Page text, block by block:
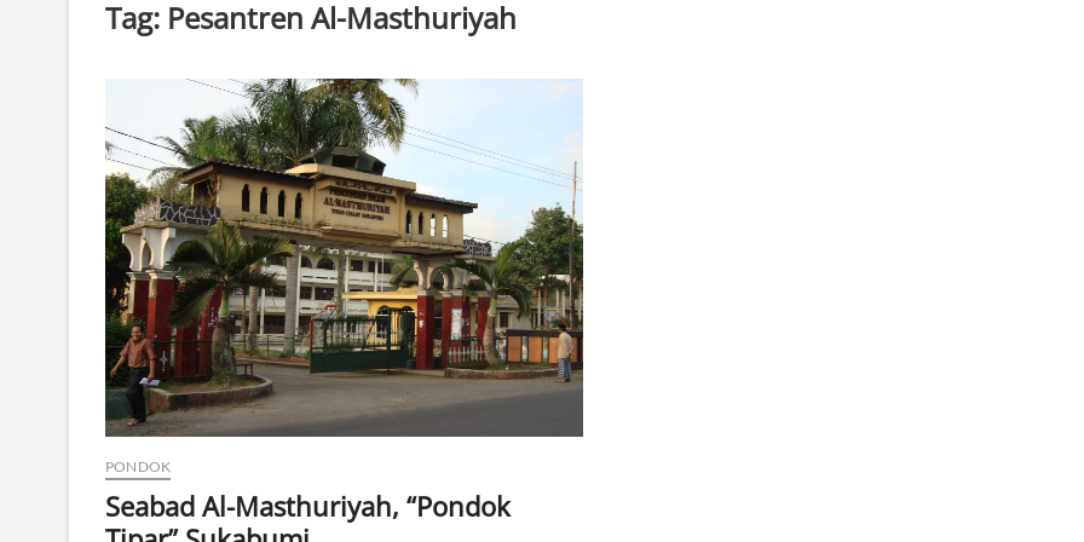
Tag: Pesantren Al-Masthuriyah
PONDOK
Seabad Al-Masthuriyah, “Pondok